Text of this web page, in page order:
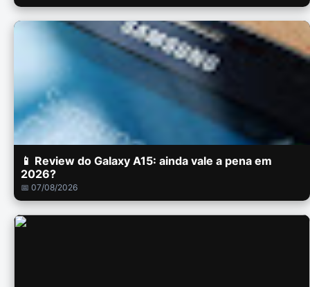
📱 Review do Galaxy A15: ainda vale a pena em
2026?
📅 07/08/2026